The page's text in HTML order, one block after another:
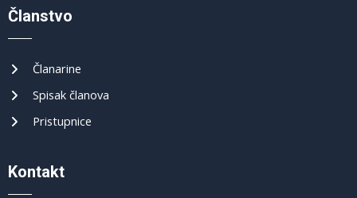
Članstvo
Članarine
Spisak članova
Pristupnice
Kontakt